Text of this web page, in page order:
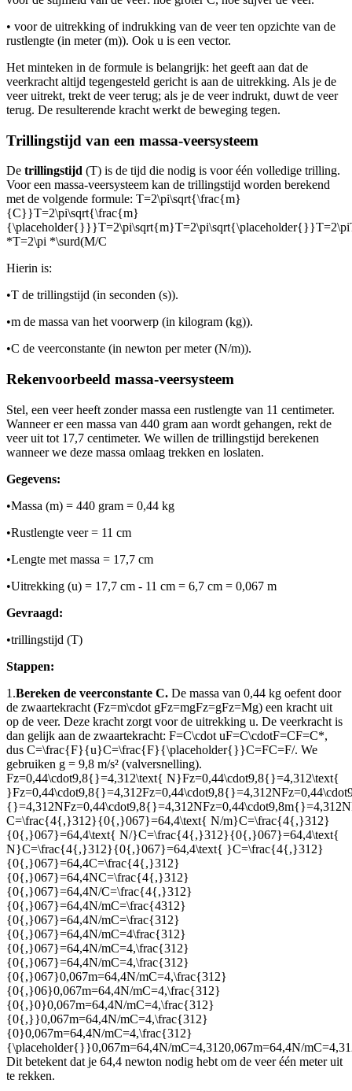
• voor de uitrekking of indrukking van de veer ten opzichte van de
rustlengte (in meter (m)). Ook u is een vector.
Het minteken in de formule is belangrijk: het geeft aan dat de
veerkracht altijd tegengesteld gericht is aan de uitrekking. Als je de
veer uitrekt, trekt de veer terug; als je de veer indrukt, duwt de veer
terug. De resulterende kracht werkt de beweging tegen.
Trillingstijd van een massa-veersysteem
De trillingstijd (T) is de tijd die nodig is voor één volledige trilling.
Voor een massa-veersysteem kan de trillingstijd worden berekend
met de volgende formule: T=2\pi\sqrt{\frac{m}
{C}}T=2\pi\sqrt{\frac{m}
*T=2\pi *\surd(M/C
Hierin is:
•T de trillingstijd (in seconden (s)).
•m de massa van het voorwerp (in kilogram (kg)).
•C de veerconstante (in newton per meter (N/m)).
Rekenvoorbeeld massa-veersysteem
Stel, een veer heeft zonder massa een rustlengte van 11 centimeter.
Wanneer er een massa van 440 gram aan wordt gehangen, rekt de
veer uit tot 17,7 centimeter. We willen de trillingstijd berekenen
wanneer we deze massa omlaag trekken en loslaten.
Gegevens:
•Massa (m) = 440 gram = 0,44 kg
•Rustlengte veer = 11 cm
•Lengte met massa = 17,7 cm
•Uitrekking (u) = 17,7 cm - 11 cm = 6,7 cm = 0,067 m
Gevraagd:
•trillingstijd (T)
Stappen:
1.Bereken de veerconstante C. De massa van 0,44 kg oefent door
de zwaartekracht (Fz=m\cdot gFz=mgFz=gFz=Mg) een kracht uit
op de veer. Deze kracht zorgt voor de uitrekking u. De veerkracht is
dan gelijk aan de zwaartekracht: F=C\cdot uF=C\cdotF=CF=C*,
dus C=\frac{F}{u}C=\frac{F}{\placeholder{}}C=FC=F/. We
gebruiken g = 9,8 m/s² (valversnelling).
Fz=0,44\cdot9,8{}=4,312\text{ N}Fz=0,44\cdot9,8{}=4,312\text{
C=\frac{4{,}312}{0{,}067}=64,4\text{ N/m}C=\frac{4{,}312}
{0{,}067}=64,4\text{ N/}C=\frac{4{,}312}{0{,}067}=64,4\text{
N}C=\frac{4{,}312}{0{,}067}=64,4\text{ }C=\frac{4{,}312}
{0{,}067}=64,4C=\frac{4{,}312}
{0{,}067}=64,4NC=\frac{4{,}312}
{0{,}067}=64,4N/C=\frac{4{,}312}
{0{,}067}=64,4N/mC=\frac{4312}
{0{,}067}=64,4N/mC=\frac{312}
{0{,}067}=64,4N/mC=4\frac{312}
{0{,}067}=64,4N/mC=4,\frac{312}
{0{,}067}=64,4N/mC=4,\frac{312}
{0{,}067}0,067m=64,4N/mC=4,\frac{312}
{0{,}06}0,067m=64,4N/mC=4,\frac{312}
{0{,}0}0,067m=64,4N/mC=4,\frac{312}
{0{,}}0,067m=64,4N/mC=4,\frac{312}
{0}0,067m=64,4N/mC=4,\frac{312}
{\placeholder{}}0,067m=64,4N/mC=4,3120,067m=64,4N/
Dit betekent dat je 64,4 newton nodig hebt om de veer één meter uit
te rekken.